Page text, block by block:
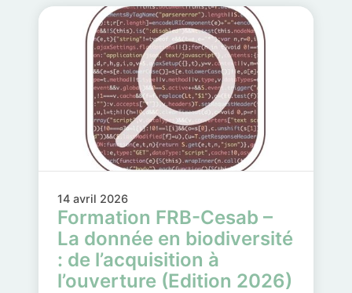
14 avril 2026
Formation FRB-Cesab –
La donnée en biodiversité
: de l’acquisition à
l’ouverture (Edition 2026)